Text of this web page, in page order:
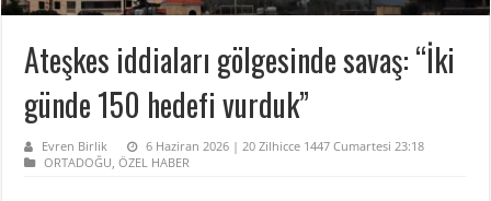
Ateşkes iddiaları gölgesinde savaş: “İki
günde 150 hedefi vurduk”
Evren Birlik
6 Haziran 2026 | 20 Zilhicce 1447 Cumartesi 23:18
ORTADOĞU,ÖZEL HABER